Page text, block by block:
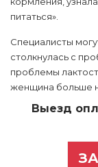
питаться».
Специалисты
столкнулась с
проблемы
женщина больше
Выезд